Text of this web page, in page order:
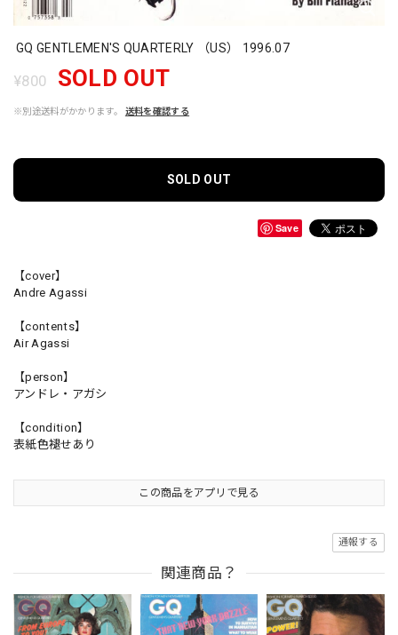
GQ GENTLEMEN'S QUARTERLY （US） 1996.07
¥800 SOLD OUT
※別途送料がかかります。 送料を確認する
SOLD OUT
Save
【cover】
Andre Agassi
【contents】
Air Agassi
【person】
アンドレ・アガシ
【condition】
表紙色褪せあり
この商品をアプリで見る
通報する
関連商品？